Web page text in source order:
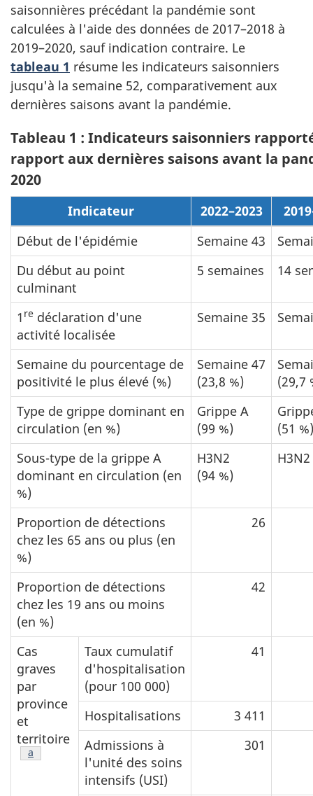
saisonnières précédant la pandémie sont
calculées à l'aide des données de 2017–2018 à
2019–2020, sauf indication contraire. Le
tableau 1 résume les indicateurs saisonniers
jusqu'à la semaine 52, comparativement aux
dernières saisons avant la pandémie.
Tableau 1 : Indicateurs saisonniers
rapport aux dernières saisons avant la
2020
Indicateur 2022–2023
Début de l'épidémie
Semaine 43
Du début au point
culminant
5 semaines 14
1 re déclaration d'une
activité localisée
Semaine 35
Semaine du pourcentage de
positivité le plus élevé (%)
Semaine 47
(23,8 %)
(29,7
Type de grippe dominant en
circulation (en %)
Grippe A
(99 %)
(51 %)
Sous-type de la grippe A
dominant en circulation (en
%)
H3N2
(94 %)
Proportion de détections
chez les 65 ans ou plus (en
%)
26
Proportion de détections
chez les 19 ans ou moins
(en %)
42
Cas
graves
par
province
et
territoire
Note de bas de page
a
Taux cumulatif
d'hospitalisation
(pour 100 000)
41
Hospitalisations
3 411
Admissions à
l'unité des soins
intensifs (USI)
301